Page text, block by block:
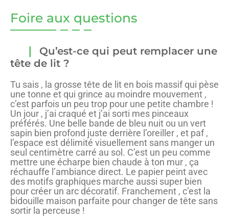
Foire aux questions
Qu’est-ce qui peut remplacer une
tête de lit ?
Tu sais , la grosse tête de lit en bois massif qui pèse
une tonne et qui grince au moindre mouvement ,
c’est parfois un peu trop pour une petite chambre !
Un jour , j’ai craqué et j’ai sorti mes pinceaux
préférés. Une belle bande de bleu nuit ou un vert
sapin bien profond juste derrière l’oreiller , et paf ,
l’espace est délimité visuellement sans manger un
seul centimètre carré au sol. C’est un peu comme
mettre une écharpe bien chaude à ton mur , ça
réchauffe l’ambiance direct. Le papier peint avec
des motifs graphiques marche aussi super bien
pour créer un arc décoratif. Franchement , c’est la
bidouille maison parfaite pour changer de tête sans
sortir la perceuse !